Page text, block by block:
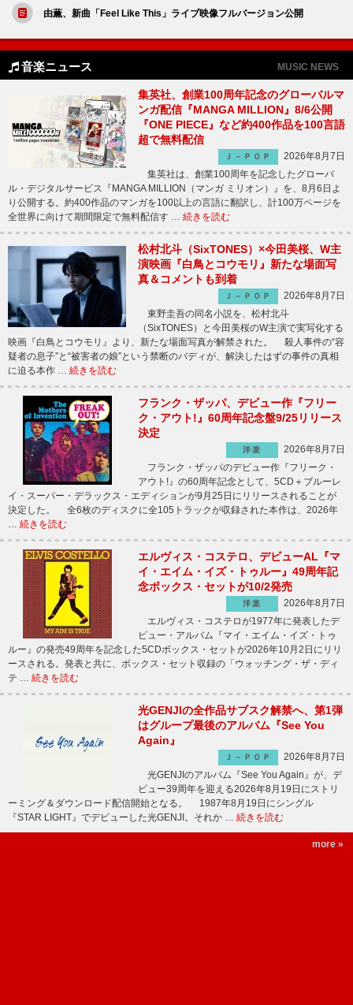
由薫、新曲「Feel Like This」ライブ映像フルバージョン公開
音楽ニュース MUSIC NEWS
集英社、創業100周年記念のグローバルマ
ンガ配信『MANGA MILLION』8/6公開
『ONE PIECE』など約400作品を100言語
超で無料配信
Ｊ－ＰＯＰ
2026年8月7日
集英社は、創業100周年を記念したグローバ
ル・デジタルサービス『MANGA MILLION（マンガ ミリオン）』を、8月6日よ
り公開する。約400作品のマンガを100以上の言語に翻訳し、計100万ページを
全世界に向けて期間限定で無料配信す … 続きを読む
松村北斗（SixTONES）×今田美桜、W主
演映画『白鳥とコウモリ』新たな場面写
真＆コメントも到着
Ｊ－ＰＯＰ
2026年8月7日
東野圭吾の同名小説を、松村北斗
（SixTONES）と今田美桜のW主演で実写化する
映画『白鳥とコウモリ』より、新たな場面写真が解禁された。 殺人事件の“容
疑者の息子”と“被害者の娘”という禁断のバディが、解決したはずの事件の真相
に迫る本作 … 続きを読む
フランク・ザッパ、デビュー作『フリー
ク・アウト!』60周年記念盤9/25リリース
決定
洋楽
2026年8月7日
フランク・ザッパのデビュー作『フリーク・
アウト!』の60周年記念として、5CD＋ブルーレ
イ・スーパー・デラックス・エディションが9月25日にリリースされることが
決定した。 全6枚のディスクに全105トラックが収録された本作は、2026年
… 続きを読む
エルヴィス・コステロ、デビューAL『マ
イ・エイム・イズ・トゥルー』49周年記
念ボックス・セットが10/2発売
洋楽
2026年8月7日
エルヴィス・コステロが1977年に発表したデ
ビュー・アルバム『マイ・エイム・イズ・トゥ
ルー』の発売49周年を記念した5CDボックス・セットが2026年10月2日にリリ
ースされる。発表と共に、ボックス・セット収録の「ウォッチング・ザ・ディ
テ … 続きを読む
光GENJIの全作品サブスク解禁へ、第1弾
はグループ最後のアルバム『See You
Again』
Ｊ－ＰＯＰ
2026年8月7日
光GENJIのアルバム『See You Again』が、デ
ビュー39周年を迎える2026年8月19日にストリ
ーミング＆ダウンロード配信開始となる。 1987年8月19日にシングル
『STAR LIGHT』でデビューした光GENJI。それか … 続きを読む
more »